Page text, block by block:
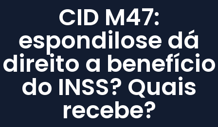
CID M47:
espondilose dá
direito a benefício
do INSS? Quais
recebe?